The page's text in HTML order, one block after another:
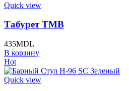
Quick view
Табурет TMB
435MDL
В корзину
Hot
Quick view